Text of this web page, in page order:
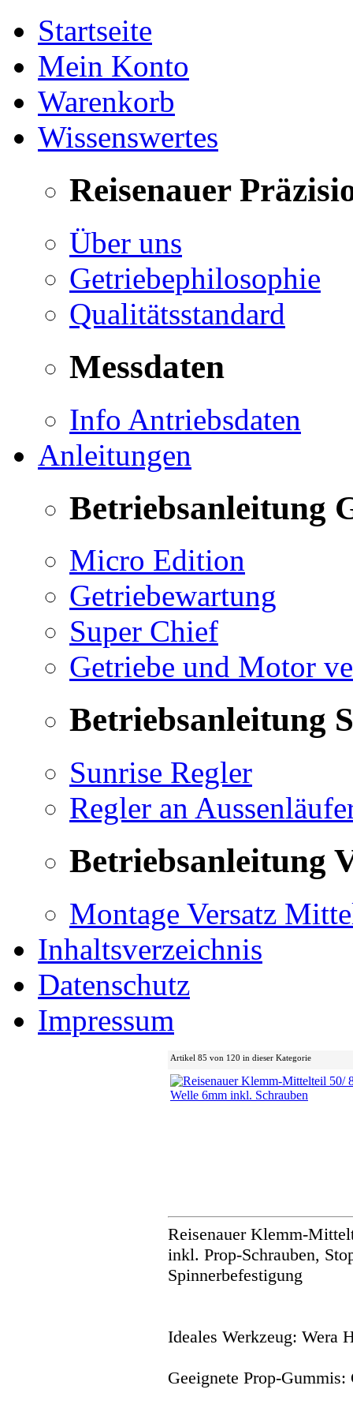
Startseite
Mein Konto
Warenkorb
Wissenswertes
Reisenauer
Über uns
Getriebephilosophie
Qualitätsstandard
Messdaten
Info Antriebsdaten
Anleitungen
Betriebsanleitung
Micro Edition
Getriebewartung
Super Chief
Getriebe und Motor
Betriebsanleitung
Sunrise Regler
Regler an
Betriebsanleitung
Montage Versatz
Inhaltsverzeichnis
Datenschutz
Impressum
Artikel 85 von 120 in dieser Kategorie
Reisenauer Klemm-
inkl. Prop-Schrauben,
Spinnerbefestigung
Ideales Werkzeug: Wera
Geeignete Prop-Gummis: